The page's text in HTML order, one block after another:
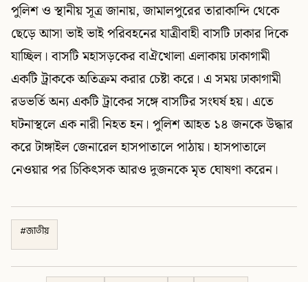
পুলিশ ও স্থানীয় সূত্র জানায়, জামালপুরের তারাকান্দি থেকে
ছেড়ে আসা ভাই ভাই পরিবহনের যাত্রীবাহী বাসটি ঢাকার দিকে
যাচ্ছিল। বাসটি মহাসড়কের বাঐখোলা এলাকায় ঢাকাগামী
একটি ট্রাককে অতিক্রম করার চেষ্টা করে। এ সময় ঢাকাগামী
রডভর্তি অন্য একটি ট্রাকের সঙ্গে বাসটির সংঘর্ষ হয়। এতে
ঘটনাস্থলে এক নারী নিহত হন। পুলিশ আহত ১৪ জনকে উদ্ধার
করে টাঙ্গাইল জেনারেল হাসপাতালে পাঠায়। হাসপাতালে
নেওয়ার পর চিকিৎসক আরও দুজনকে মৃত ঘোষণা করেন।
#জাতীয়